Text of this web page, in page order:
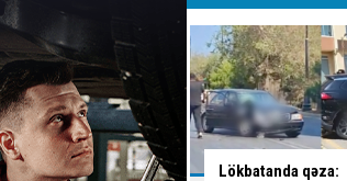
qəza:
Təhlükəli manevr